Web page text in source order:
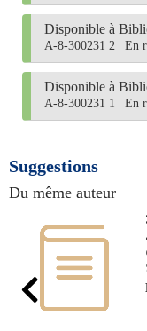
Disponible à
A-8-300231 2 En
Disponible à
A-8-300231 1 En
Suggestions
Du même auteur